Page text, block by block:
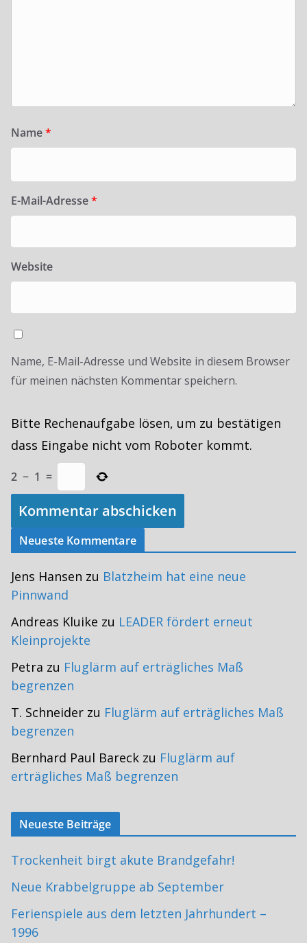
Name*
E-Mail-Adresse*
Website
Name, E-Mail-Adresse und Website in diesem Browser
für meinen nächsten Kommentar speichern.
Bitte Rechenaufgabe lösen, um zu bestätigen
dass Eingabe nicht vom Roboter kommt.
2 − 1 =
Neueste Kommentare
Jens Hansen zu Blatzheim hat eine neue
Pinnwand
Andreas Kluike zu LEADER fördert erneut
Kleinprojekte
Petra zu Fluglärm auf erträgliches Maß
begrenzen
T. Schneider zu Fluglärm auf erträgliches Maß
begrenzen
Bernhard Paul Bareck zu Fluglärm auf
erträgliches Maß begrenzen
Neueste Beiträge
Trockenheit birgt akute Brandgefahr!
Neue Krabbelgruppe ab September
Ferienspiele aus dem letzten Jahrhundert –
1996